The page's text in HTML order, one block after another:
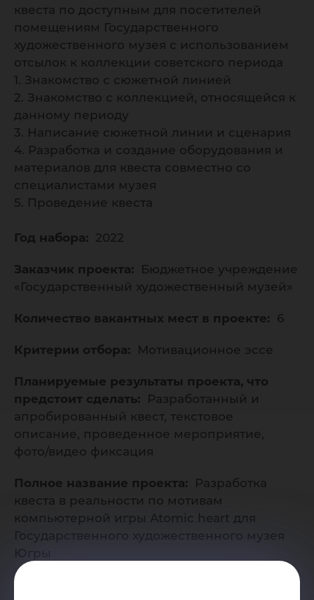
квеста по доступным для посетителей
помещениям Государственного
художественного музея с использованием
отсылок к коллекции советского периода
1. Знакомство с сюжетной линией
2. Знакомство с коллекцией, относящейся к
данному периоду
3. Написание сюжетной линии и сценария
4. Разработка и создание оборудования и
материалов для квеста совместно со
специалистами музея
5. Проведение квеста
Год набора: 2022
Заказчик проекта:
Бюджетное учреждение
«Государственный художественный музей»
Количество вакантных мест в проекте: 6
Критерии отбора: Мотивационное эссе
Планируемые результаты проекта, что
предстоит сделать:
Разработанный и
апробированный квест, текстовое
описание, проведенное мероприятие,
фото/видео фиксация
Полное название проекта:
Разработка
квеста в реальности по мотивам
компьютерной игры Atomic heart для
Государственного художественного музея
Югры
Пререквизиты: